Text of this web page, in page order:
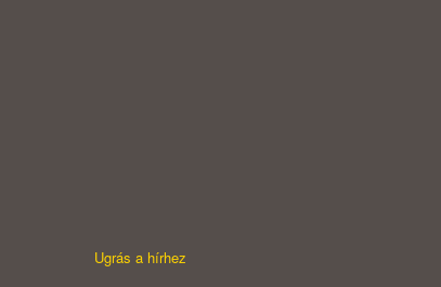
Ugrás a hírhez